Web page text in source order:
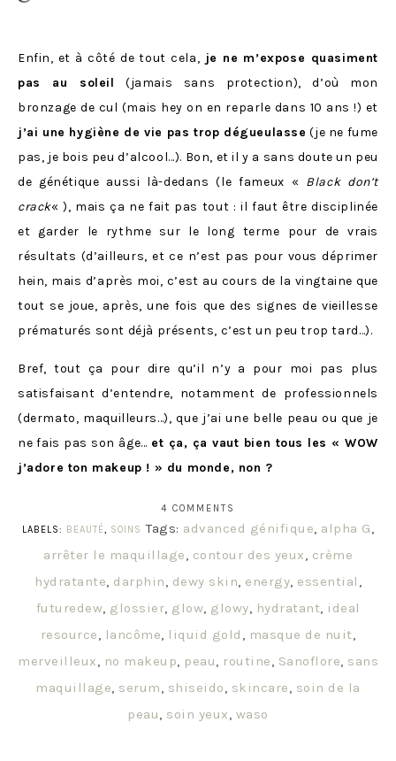
Enfin, et à côté de tout cela, je ne m’expose quasiment
pas au soleil (jamais sans protection), d’où mon
bronzage de cul (mais hey on en reparle dans 10 ans !) et
j’ai une hygiène de vie pas trop dégueulasse (je ne fume
pas, je bois peu d’alcool…). Bon, et il y a sans doute un peu
de génétique aussi là-dedans (le fameux « Black don’t
crack« ), mais ça ne fait pas tout : il faut être disciplinée
et garder le rythme sur le long terme pour de vrais
résultats (d’ailleurs, et ce n’est pas pour vous déprimer
hein, mais d’après moi, c’est au cours de la vingtaine que
tout se joue, après, une fois que des signes de vieillesse
prématurés sont déjà présents, c’est un peu trop tard…).
Bref, tout ça pour dire qu’il n’y a pour moi pas plus
satisfaisant d’entendre, notamment de professionnels
(dermato, maquilleurs…), que j’ai une belle peau ou que je
ne fais pas son âge… et ça, ça vaut bien tous les « WOW
j’adore ton makeup ! » du monde, non ?
4 COMMENTS
LABELS: BEAUTÉ, SOINS Tags: advanced génifique, alpha G,
arrêter le maquillage, contour des yeux, crème
hydratante, darphin, dewy skin, energy, essential ,
futuredew, glossier, glow, glowy, hydratant, ideal
resource, lancôme, liquid gold , masque de nuit,
merveilleux, no makeup, peau, routine, Sanoflore, sans
maquillage, serum, shiseido, skincare, soin de la
peau, soin yeux, waso